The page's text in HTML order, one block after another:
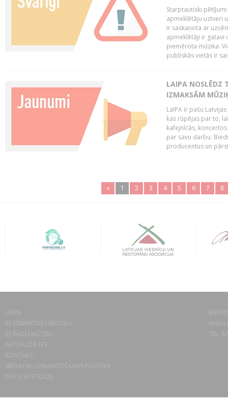
Starptautiski
apmeklētāju uztveri
ir saskaņota ar
apmeklētāji ir gatavi
piemērota mūzika.
publiskās vietās ir
LAIPA NOSLĒDZ
IZMAKSĀM
LaIPA ir pašu
kas rūpējas par to,
kafejnīcās,
par savu darbu.
producentus un
« 1 2 3 4 5 6 7 8
LAIPA
ES IZMANTOJU MŪZIKU
ES RADU MŪZIKU
AKTUALITĀTES
KONTAKTI
SĪKDATŅU IZMANTOŠANAS POLITIKA
DATU APSTRĀDE
TEL.